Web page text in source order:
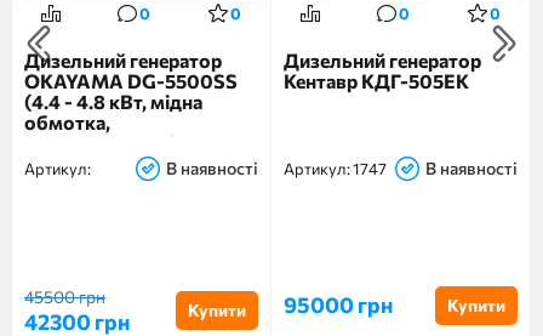
0 0
Дизельний генератор
OKAYAMA DG-5500SS
(4.4 - 4.8 кВт, мідна
обмотка,
електростартер)
Артикул: В наявності
45500 грн
42300 грн Купити
0 0
Дизельний генератор
Кентавр КДГ-505ЕК
Артикул:1747 В наявності
95000 грн Купити